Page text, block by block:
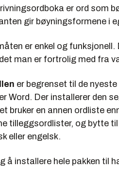
er ord som
gir bøyningsformene i
er enkel og
man er fortrolig med fra
er begrenset til de
Word . Der installerer den
bruker en annen ordliste
tilleggsordlister, og bytte
eller engelsk.
å installere hele pakken til